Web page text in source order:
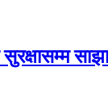
साझा